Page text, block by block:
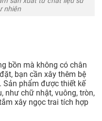
nhiên
bồn mà không có chân
bạn cần xây thêm bệ
Sản phẩm được thiết kế
như chữ nhật, vuông, tròn,
xây ngọc trai tích hợp